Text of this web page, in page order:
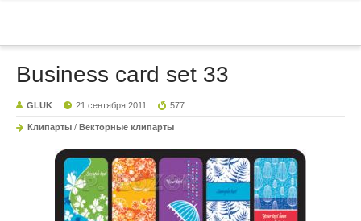
Business card set 33
GLUK 21 сентября 2011 577
Клипарты / Векторные клипарты